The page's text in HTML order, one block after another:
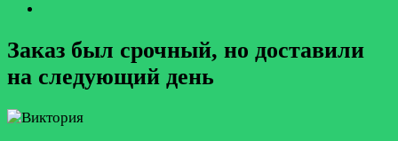
Заказ был срочный, но доставили
на следующий день